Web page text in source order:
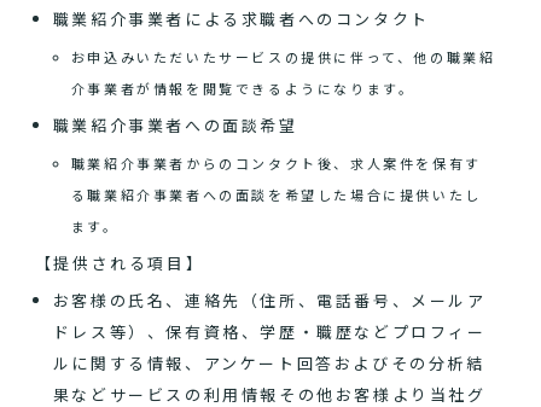
職業紹介事業者による求職者へのコンタクト
お申込みいただいたサービスの提供に伴って、他の職業紹
介事業者が情報を閲覧できるようになります。
職業紹介事業者への面談希望
職業紹介事業者からのコンタクト後、求人案件を保有す
る職業紹介事業者への面談を希望した場合に提供いたし
ます。
【提供される項目】
お客様の氏名、連絡先（住所、電話番号、メールア
ドレス等）、保有資格、学歴・職歴などプロフィー
ルに関する情報、アンケート回答およびその分析結
果などサービスの利用情報その他お客様より当社グ